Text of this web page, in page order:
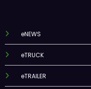
eNEWS
eTRUCK
eTRAILER